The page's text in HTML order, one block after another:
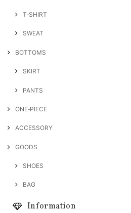
T‐SHIRT
SWEAT
BOTTOMS
SKIRT
PANTS
ONE‐PIECE
ACCESSORY
GOODS
SHOES
BAG
Information